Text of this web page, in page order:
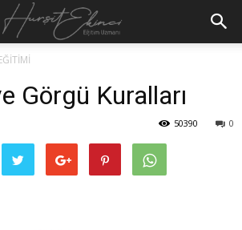
Görgü Kuralları
0
50390